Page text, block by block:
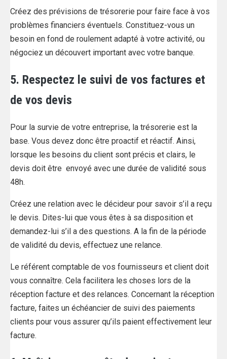
Créez des prévisions de trésorerie pour faire face à vos
problèmes financiers éventuels. Constituez-vous un
besoin en fond de roulement adapté à votre activité, ou
négociez un découvert important avec votre banque.
5. Respectez le suivi de vos factures et
de vos devis
Pour la survie de votre entreprise, la trésorerie est la
base. Vous devez donc être proactif et réactif. Ainsi,
lorsque les besoins du client sont précis et clairs, le
devis doit être envoyé avec une durée de validité sous
48h.
Créez une relation avec le décideur pour savoir s’il a reçu
le devis. Dites-lui que vous êtes à sa disposition et
demandez-lui s’il a des questions. A la fin de la période
de validité du devis, effectuez une relance.
Le référent comptable de vos fournisseurs et client doit
vous connaître. Cela facilitera les choses lors de la
réception facture et des relances. Concernant la réception
facture, faites un échéancier de suivi des paiements
clients pour vous assurer qu’ils paient effectivement leur
facture.